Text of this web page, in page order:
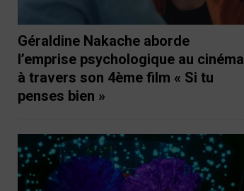
Géraldine Nakache aborde
l’emprise psychologique au cinéma
à travers son 4ème film « Si tu
penses bien »